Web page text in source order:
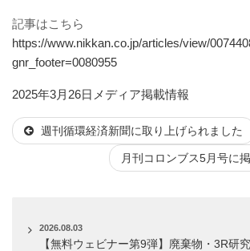
記事はこちら
https://www.nikkan.co.jp/articles/view/
gnr_footer=0080955
投
日:
2025年3月26日 カ
ゴ
メディア掲載情報
週刊循環経済新聞に取り上げられました
月刊コロンブス5月号に
2026.08.03
【無料ウェビナー第9弾】廃棄物・3R研